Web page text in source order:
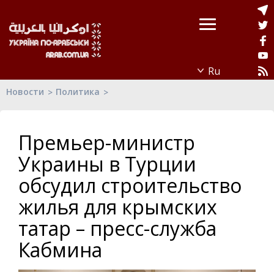
Новости Политика
Премьер-министр
Украины в Турции
обсудил строительство
жилья для крымских
татар – пресс-служба
Кабмина